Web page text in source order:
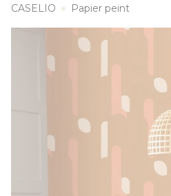
CASELIO
Papier peint